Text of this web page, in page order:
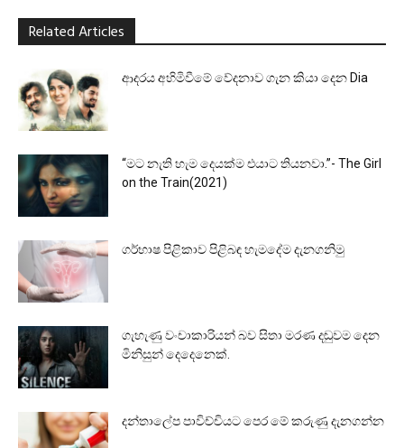
Related Articles
ආදරය අහිමිවීමේ වේදනාව ගැන කියා දෙන Dia
“මට නැති හැම දෙයක්ම එයාට තියනවා.”- The Girl
on the Train(2021)
ගර්භාෂ පිළිකාව පිළිබඳ හැමදේම දැනගනිමු
ගැහැණු වංචාකාරියන් බව සිතා මරණ දඬුවම දෙන
මිනිසුන් දෙදෙනෙක්.
දන්තාලේප පාවිච්චියට පෙර මේ කරුණු දැනගන්න